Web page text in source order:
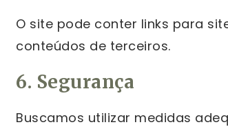
O site pode conter links para
conteúdos de terceiros.
6. Segurança
Buscamos utilizar medidas